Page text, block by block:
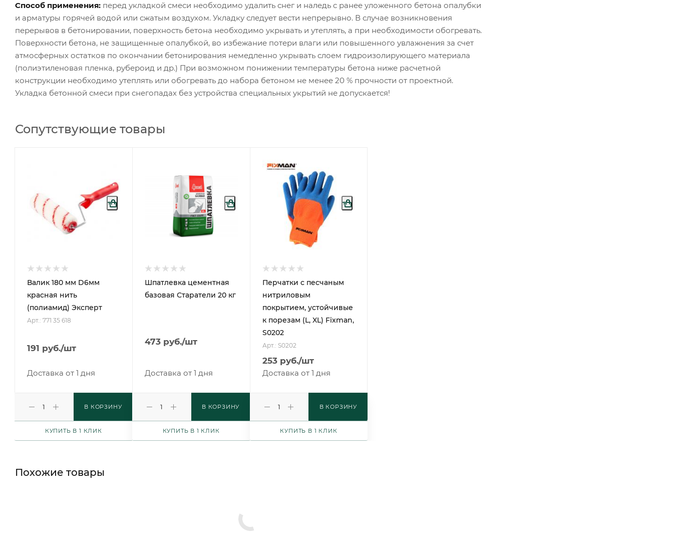
Способ применения: перед укладкой смеси необходимо удалить снег и наледь с ранее уложенного бетона опалубки
и арматуры горячей водой или сжатым воздухом. Укладку следует вести непрерывно. В случае возникновения
перерывов в бетонировании, поверхность бетона необходимо укрывать и утеплять, а при необходимости обогревать.
Поверхности бетона, не защищенные опалубкой, во избежание потери влаги или повышенного увлажнения за счет
атмосферных остатков по окончании бетонирования немедленно укрывать слоем гидроизолирующего материала
(полиэтиленовая пленка, рубероид и др.) При возможном понижении температуры бетона ниже расчетной
конструкции необходимо утеплять или обогревать до набора бетоном не менее 20 % прочности от проектной.
Укладка бетонной смеси при снегопадах без устройства специальных укрытий не допускается!
Сопутствующие товары
Валик 180 мм D6мм
красная нить
(полиамид) Эксперт
Арт.: 771 35 618
191 руб./шт
Доставка от 1 дня
В КОРЗИНУ
КУПИТЬ В 1 КЛИК
Шпатлевка цементная
базовая Старатели 20 кг
473руб./шт
Доставка от 1 дня
В КОРЗИНУ
КУПИТЬ В 1 КЛИК
Перчатки с песчаным
нитриловым
покрытием, устойчивые
к порезам (L, XL) Fixman,
S0202
Арт.: S0202
253руб./шт
Доставка от 1 дня
В КОРЗИНУ
КУПИТЬ В 1 КЛИК
Похожие товары